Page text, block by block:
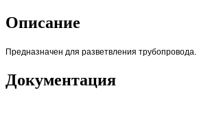
Описание
Предназначен для разветвления трубопровода.
Документация